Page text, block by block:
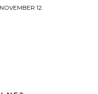
NOVEMBER 12.